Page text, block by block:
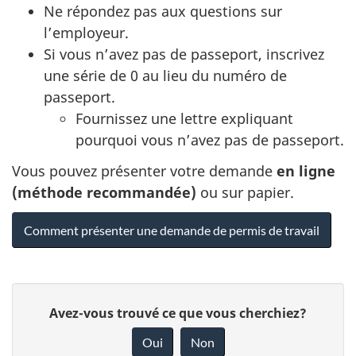
Ne répondez pas aux questions sur
l’employeur.
Si vous n’avez pas de passeport, inscrivez
une série de 0 au lieu du numéro de
passeport.
Fournissez une lettre expliquant
pourquoi vous n’avez pas de passeport.
Vous pouvez présenter votre demande en ligne
(méthode recommandée) ou sur papier.
Comment présenter une demande de permis de travail
Avez-vous trouvé ce que vous cherchiez?
Oui Non